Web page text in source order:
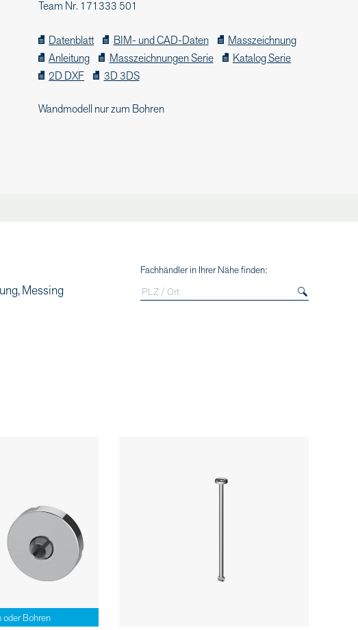
Team Nr. 171333 501
Datenblatt BIM- und CAD-Daten
Masszeichnung
Anleitung
Masszeichnungen Serie
Katalog Serie
2D DXF
3D 3DS
Wandmodell nur zum Bohren
Messing
Fachhändler in Ihrer Nähe finden:
oder Bohren